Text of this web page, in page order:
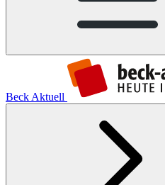
Beck Aktuell